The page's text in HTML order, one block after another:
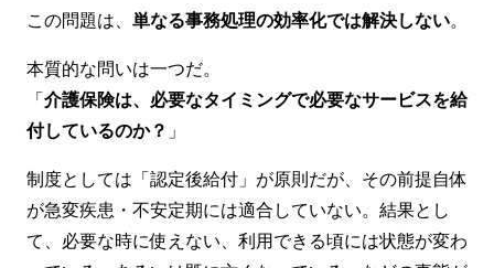
この問題は、 単なる事務処理の効率化では解決しない。
本質的な問いは一つだ。
「介護保険は、必要なタイミングで必要なサービスを給
付しているのか？ 」
制度としては「認定後給付」が原則だが、その前提自体
が急変疾患・不安定期には適合していない。結果とし
て、必要な時に使えない、利用できる頃には状態が変わ